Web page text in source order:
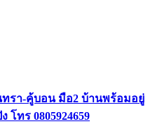
รา-คู้บอน มือ2 บ้านพร้อมอยู่
โทร 0805924659